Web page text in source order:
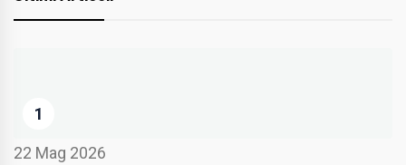
1
22 Mag 2026